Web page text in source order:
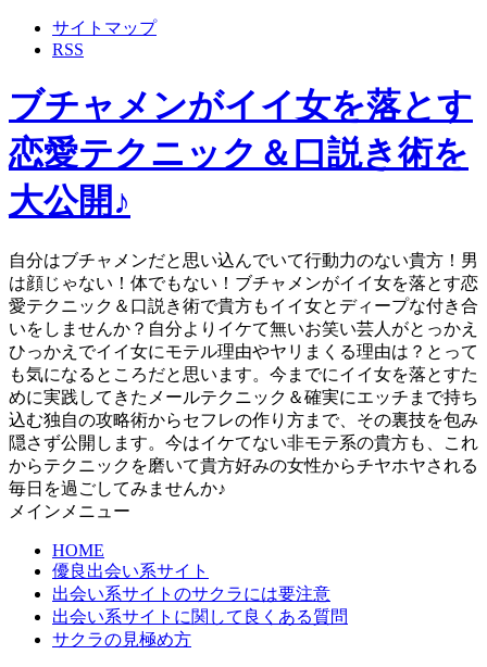
サイトマップ
RSS
ブチャメンがイイ女を落とす
恋愛テクニック＆口説き術を
大公開♪
自分はブチャメンだと思い込んでいて行動力のない貴方！男
は顔じゃない！体でもない！ブチャメンがイイ女を落とす恋
愛テクニック＆口説き術で貴方もイイ女とディープな付き合
いをしませんか？自分よりイケて無いお笑い芸人がとっかえ
ひっかえでイイ女にモテル理由やヤリまくる理由は？とって
も気になるところだと思います。今までにイイ女を落とすた
めに実践してきたメールテクニック＆確実にエッチまで持ち
込む独自の攻略術からセフレの作り方まで、その裏技を包み
隠さず公開します。今はイケてない非モテ系の貴方も、これ
からテクニックを磨いて貴方好みの女性からチヤホヤされる
毎日を過ごしてみませんか♪
メインメニュー
HOME
優良出会い系サイト
出会い系サイトのサクラには要注意
出会い系サイトに関して良くある質問
サクラの見極め方